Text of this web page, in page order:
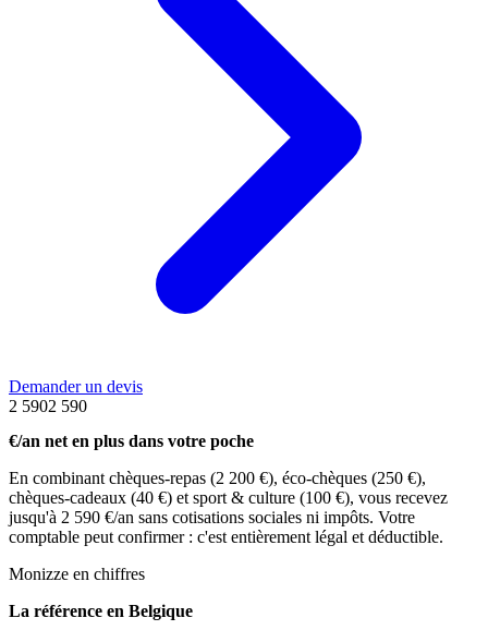
Demander un devis
2 5902 590
€/an net en plus dans votre poche
En combinant chèques-repas (2 200 €), éco-chèques (250 €),
chèques-cadeaux (40 €) et sport & culture (100 €), vous recevez
jusqu'à 2 590 €/an sans cotisations sociales ni impôts. Votre
comptable peut confirmer : c'est entièrement légal et déductible.
Monizze en chiffres
La référence en Belgique